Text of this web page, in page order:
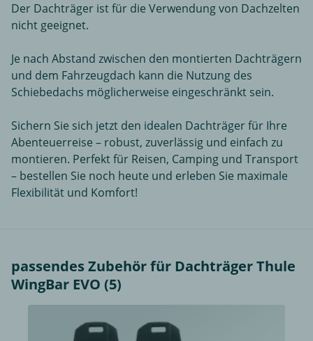
Der Dachträger ist für die Verwendung von Dachzelten
nicht geeignet.
Je nach Abstand zwischen den montierten Dachträgern
und dem Fahrzeugdach kann die Nutzung des
Schiebedachs möglicherweise eingeschränkt sein.
Sichern Sie sich jetzt den idealen Dachträger für Ihre
Abenteuerreise – robust, zuverlässig und einfach zu
montieren. Perfekt für Reisen, Camping und Transport
– bestellen Sie noch heute und erleben Sie maximale
Flexibilität und Komfort!
passendes Zubehör für Dachträger Thule
WingBar EVO (5)